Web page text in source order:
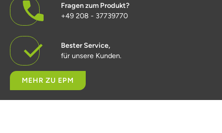
Fragen zum Produkt?
+49 208 - 37739770
Bester Service,
für unsere Kunden.
MEHR ZU EPM